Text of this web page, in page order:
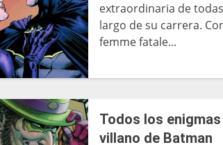
extraordinaria de
largo de su carrera.
femme fatale...
Todos los
villano de Batman